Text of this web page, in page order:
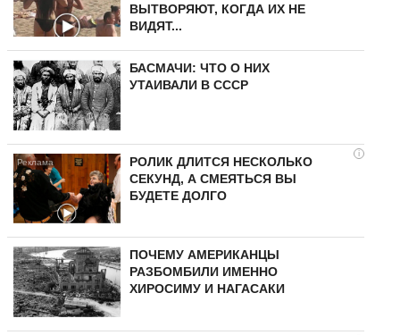
ВЫТВОРЯЮТ, КОГДА ИХ НЕ
ВИДЯТ...
БАСМАЧИ: ЧТО О НИХ
УТАИВАЛИ В СССР
i
РОЛИК ДЛИТСЯ НЕСКОЛЬКО
СЕКУНД, А СМЕЯТЬСЯ ВЫ
БУДЕТЕ ДОЛГО
ПОЧЕМУ АМЕРИКАНЦЫ
РАЗБОМБИЛИ ИМЕННО
ХИРОСИМУ И НАГАСАКИ